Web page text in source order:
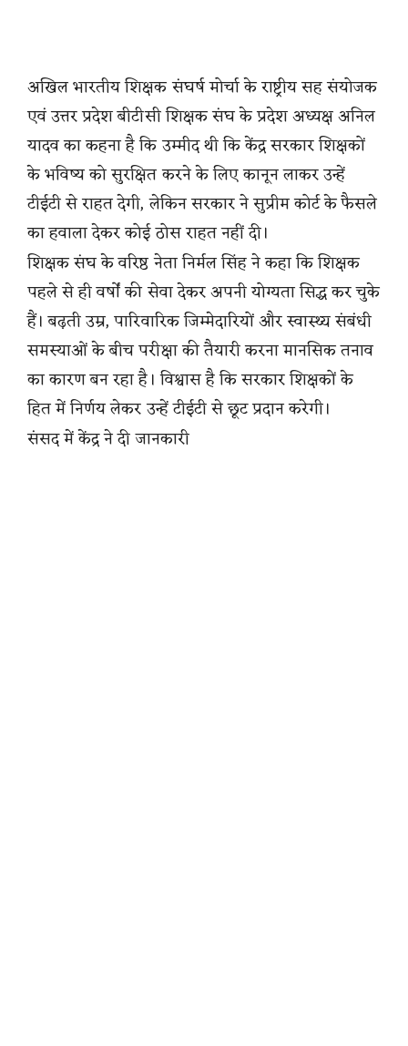
अखिल भारतीय शिक्षक संघर्ष मोर्चा के राष्ट्रीय सह संयोजक
एवं उत्तर प्रदेश बीटीसी शिक्षक संघ के प्रदेश अध्यक्ष अनिल
यादव का कहना है कि उम्मीद थी कि केंद्र सरकार शिक्षकों
के भविष्य को सुरक्षित करने के लिए कानून लाकर उन्हें
टीईटी से राहत देगी, लेकिन सरकार ने सुप्रीम कोर्ट के फैसले
का हवाला देकर कोई ठोस राहत नहीं दी।
शिक्षक संघ के वरिष्ठ नेता निर्मल सिंह ने कहा कि शिक्षक
पहले से ही वर्षों की सेवा देकर अपनी योग्यता सिद्ध कर चुके
हैं। बढ़ती उम्र, पारिवारिक जिम्मेदारियों और स्वास्थ्य संबंधी
समस्याओं के बीच परीक्षा की तैयारी करना मानसिक तनाव
का कारण बन रहा है। विश्वास है कि सरकार शिक्षकों के
हित में निर्णय लेकर उन्हें टीईटी से छूट प्रदान करेगी।
संसद में केंद्र ने दी जानकारी